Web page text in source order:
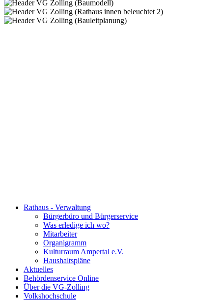
Rathaus - Verwaltung
Bürgerbüro und Bürgerservice
Was erledige ich wo?
Mitarbeiter
Organigramm
Kulturraum Ampertal e.V.
Haushaltspläne
Aktuelles
Behördenservice Online
Über die VG-Zolling
Volkshochschule